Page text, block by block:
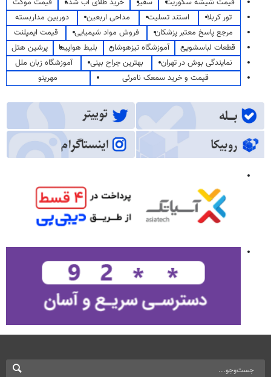
تور کربلا
استند تسلیت مداحی اربعین
دوربین مداربسته
مرجع پاسخ معتبر پزشکان
فروش مواد شیمیایی
قیمت ایمپلنت
قطعات لباسشویی
آموزشگاه تیزهوشان بلیط هواپیما
پرشین هتل
نمایندگی بوش در تهران
بهترین جراح بینی
آموزشگاه زبان ملل
قیمت و خرید سمعک نامرئی
مهرینو